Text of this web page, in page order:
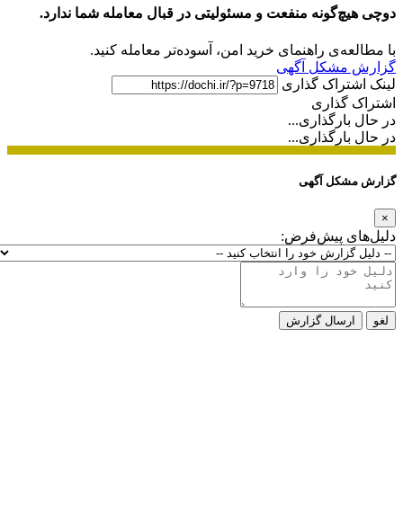
دوچی هیچ‌گونه منفعت و مسئولیتی در قبال معامله شما ندارد.
با مطالعه‌ی راهنمای خرید امن، آسوده‌تر معامله کنید.
گزارش مشکل آگهی
لینک اشتراک گذاری
اشتراک گذاری
در حال بارگذاری...
در حال بارگذاری...
گزارش مشکل آگهی
×
دلیل‌های پیش‌فرض:
لغو ارسال گزارش